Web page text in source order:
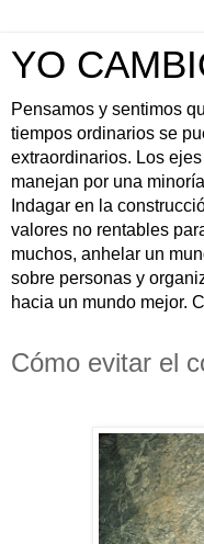
YO
Pensamos y sentimos
tiempos ordinarios se
extraordinarios. Los
manejan por una
Indagar en la
valores no rentables
muchos, anhelar un
sobre personas y
hacia un mundo mejor.
Cómo evitar el